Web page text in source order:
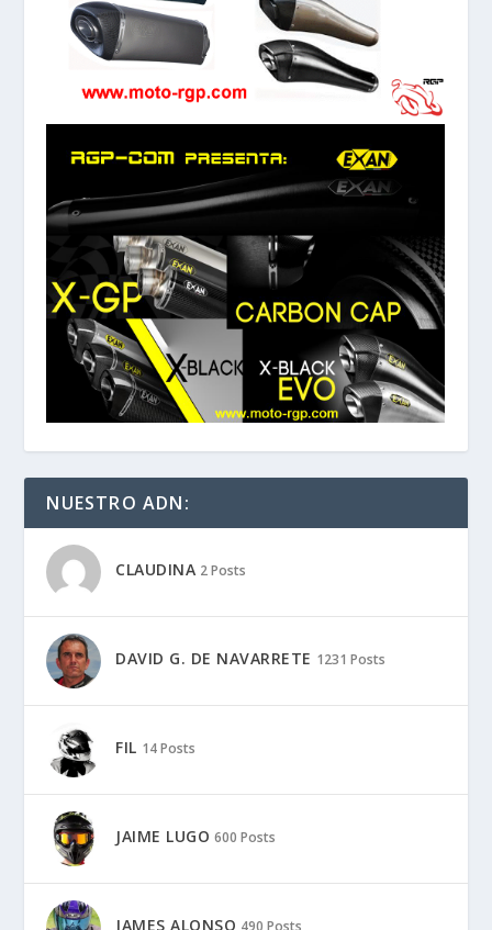
NUESTRO ADN:
CLAUDINA 2 Posts
DAVID G. DE NAVARRETE 1231 Posts
FIL 14 Posts
JAIME LUGO 600 Posts
JAMES ALONSO 490 Posts